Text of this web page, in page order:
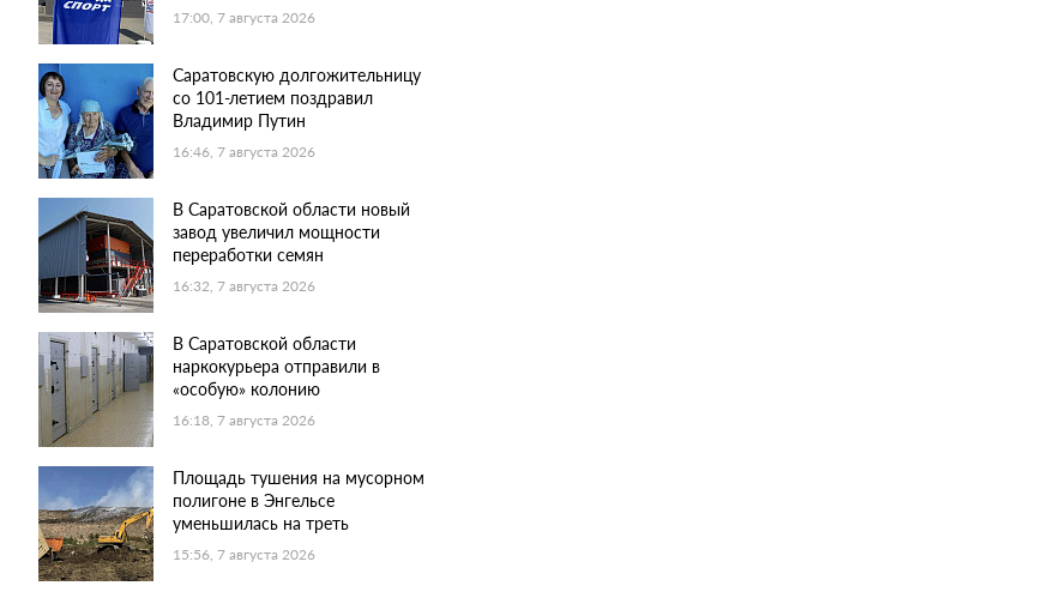
17:00, 7 августа 2026
Саратовскую долгожительницу
со 101-летием поздравил
Владимир Путин
16:46, 7 августа 2026
В Саратовской области новый
завод увеличил мощности
переработки семян
16:32, 7 августа 2026
В Саратовской области
наркокурьера отправили в
«особую» колонию
16:18, 7 августа 2026
Площадь тушения на мусорном
полигоне в Энгельсе
уменьшилась на треть
15:56, 7 августа 2026